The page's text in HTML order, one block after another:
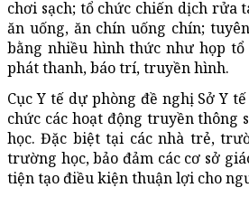
chơi sạch; tổ chức chiến dịch rửa
ăn uống, ăn chín uống chín;
bằng nhiều hình thức như họp
phát thanh, báo trí, truyền hình.
Cục Y tế dự phòng đề nghị Sở Y
chức các hoạt động truyền thông
học. Đặc biệt tại các nhà trẻ,
trường học, bảo đảm các cơ sở
tiện tạo điều kiện thuận lợi cho